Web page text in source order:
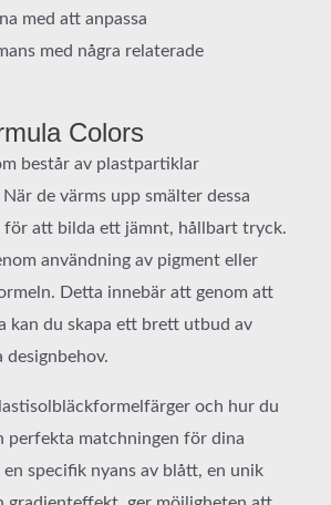
med att anpassa
med några relaterade
Colors
består av plastpartiklar
de värms upp smälter dessa
för att bilda ett jämnt, hållbart tryck.
användning av pigment eller
Detta innebär att genom att
kan du skapa ett brett utbud av
designbehov.
och hur du
perfekta matchningen för dina
specifik nyans av blått, en unik